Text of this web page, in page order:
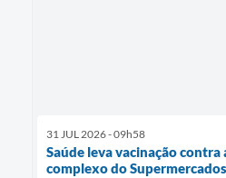
31 JUL 2026 - 09h58
Saúde leva vacinação contra
complexo do